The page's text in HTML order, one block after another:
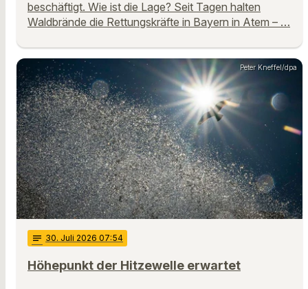
beschäftigt. Wie ist die Lage? Seit Tagen halten
Waldbrände die Rettungskräfte in Bayern in Atem – …
Peter Kneffel/dpa
notes 30. Juli 2026 07:54
Höhepunkt der Hitzewelle erwartet